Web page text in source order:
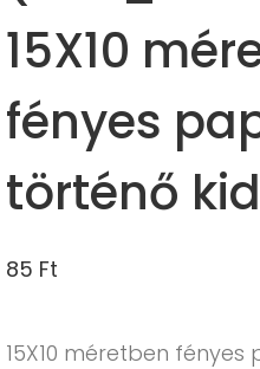
15X10
fényes
történő
85 Ft
15X10 méretben